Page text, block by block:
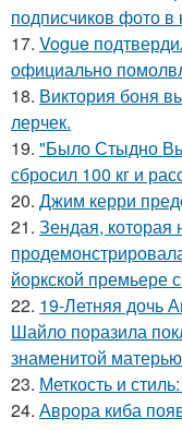
подписчиков фото в
17. Vogue
официально
18. Виктория боня
лерчек.
19. "Было Стыдно
сбросил 100 кг и
20. Джим керри
21. Зендая,
йоркской премьере
22. 19-Летняя дочь
Шайло поразила
знаменитой
23. Меткость и
24. Аврора киба